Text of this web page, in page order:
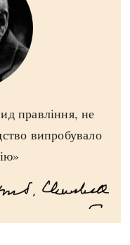
правління, не
випробувало